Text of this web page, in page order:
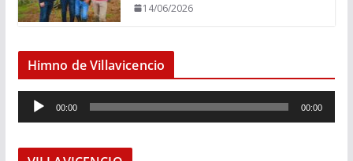
14/06/2026
Himno de Villavicencio
e
00:00 00:00